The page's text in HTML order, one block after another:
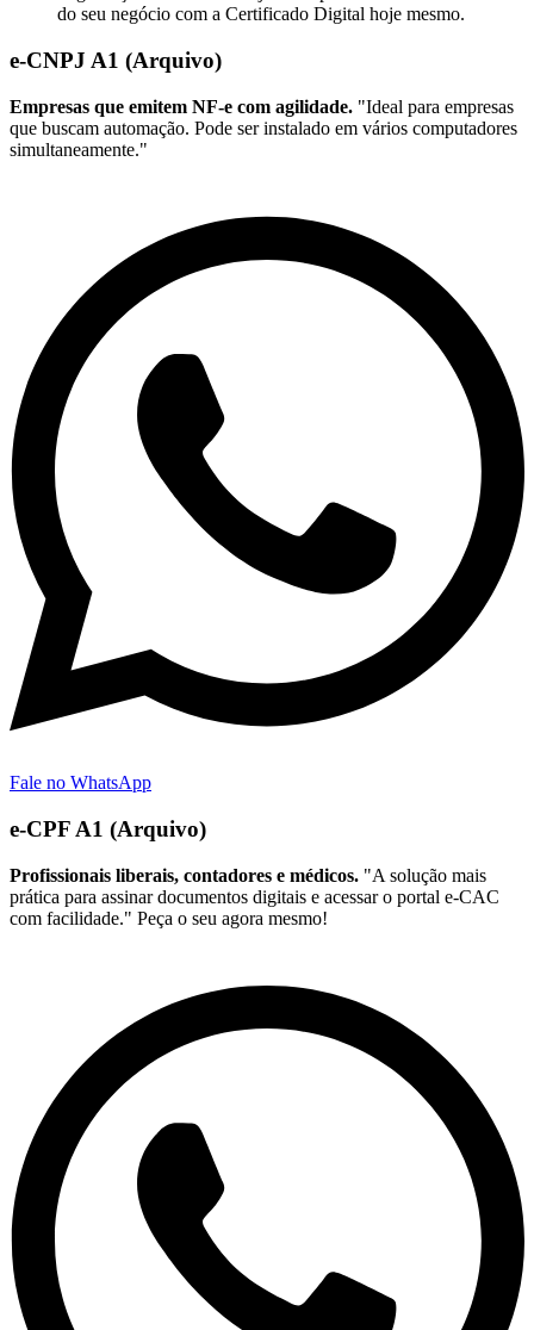
do seu negócio com a Certificado Digital hoje mesmo.
e-CNPJ A1 (Arquivo)
Empresas que emitem NF-e com agilidade. "Ideal para empresas
que buscam automação. Pode ser instalado em vários computadores
simultaneamente."
Fale no WhatsApp
e-CPF A1 (Arquivo)
Profissionais liberais, contadores e médicos. "A solução mais
prática para assinar documentos digitais e acessar o portal e-CAC
com facilidade." Peça o seu agora mesmo!